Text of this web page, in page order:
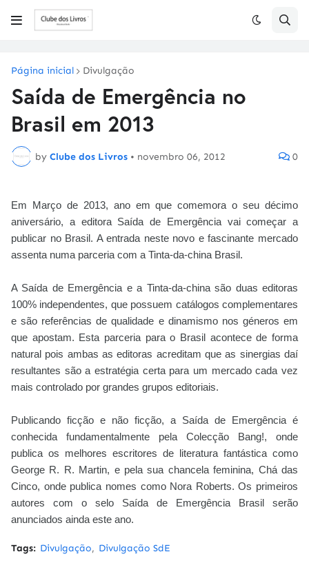
Página inicial Divulgação
Saída de Emergência no
Brasil em 2013
by Clube dos Livros • novembro 06, 2012 0
Em Março de 2013, ano em que comemora o seu décimo
aniversário, a editora Saída de Emergência vai começar a
publicar no Brasil. A entrada neste novo e fascinante mercado
assenta numa parceria com a Tinta-da-china Brasil.
A Saída de Emergência e a Tinta-da-china são duas editoras
100% independentes, que possuem catálogos complementares
e são referências de qualidade e dinamismo nos géneros em
que apostam. Esta parceria para o Brasil acontece de forma
natural pois ambas as editoras acreditam que as sinergias daí
resultantes são a estratégia certa para um mercado cada vez
mais controlado por grandes grupos editoriais.
Publicando ficção e não ficção, a Saída de Emergência é
conhecida fundamentalmente pela Colecção Bang!, onde
publica os melhores escritores de literatura fantástica como
George R. R. Martin, e pela sua chancela feminina, Chá das
Cinco, onde publica nomes como Nora Roberts. Os primeiros
autores com o selo Saída de Emergência Brasil serão
anunciados ainda este ano.
Tags: Divulgação Divulgação SdE